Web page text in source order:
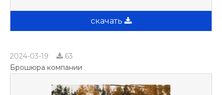
скачать
2024-03-19
63
Брошюра компании